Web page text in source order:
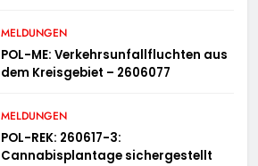
MELDUNGEN
POL-ME: Verkehrsunfallfluchten aus
dem Kreisgebiet – 2606077
MELDUNGEN
POL-REK: 260617-3:
Cannabisplantage sichergestellt